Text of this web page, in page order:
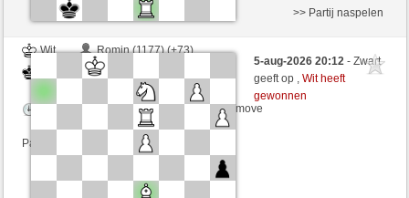
Wit
Romin (1177) (+73)
Mike88 (1283) (-21)
Speelduur: 5 minutes/side + 5 seconds/move
Partij telt mee voor de ranglijst
>> Partij naspelen
5-aug-2026 20:12- Zwart
geeft op ,Wit heeft
gewonnen